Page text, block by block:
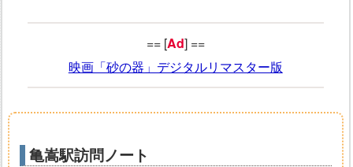
== [Ad] ==
映画「砂の器」デジタルリマスター版
亀嵩駅訪問ノート